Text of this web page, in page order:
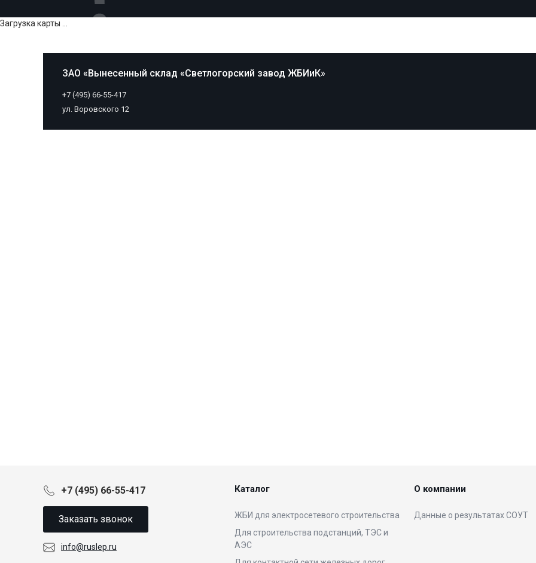
ЗАО «Вынесенный склад «Светлогорский завод ЖБИиК»
+7 (495) 66-55-417
ул. Воровского 12
Загрузка карты ...
+7 (495) 66-55-417
Заказать звонок
info@ruslep.ru
Каталог
ЖБИ для электросетевого строительства
Для строительства подстанций, ТЭС и
АЭС
О компании
Данные о результатах СОУТ